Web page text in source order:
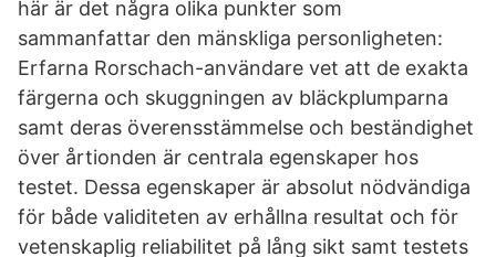
här är det några olika punkter som
sammanfattar den mänskliga personligheten:
Erfarna Rorschach-användare vet att de exakta
färgerna och skuggningen av bläckplumparna
samt deras överensstämmelse och beständighet
över årtionden är centrala egenskaper hos
testet. Dessa egenskaper är absolut nödvändiga
för både validiteten av erhållna resultat och för
vetenskaplig reliabilitet på lång sikt samt testets